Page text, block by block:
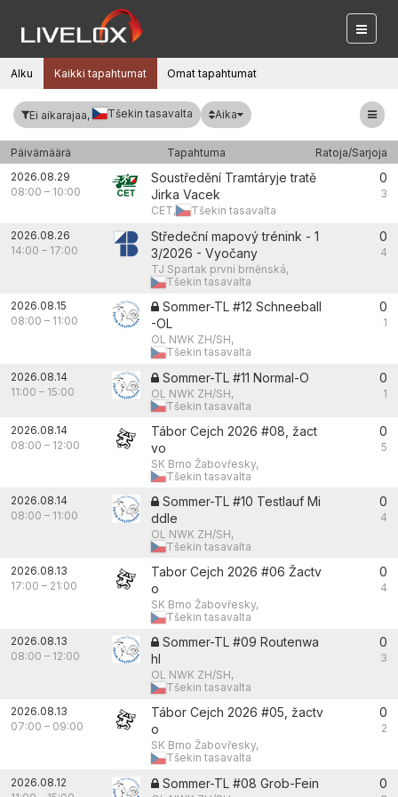
Alku Kaikki tapahtumat Omat tapahtumat
Ei aikarajaa, Tšekin tasavalta Aika
Päivämäärä Tapahtuma
Ratoja/Sarjoja
2026.08.29
08:00 – 10:00
Soustředění Tramtáryje tratě
Jirka Vacek
CET, Tšekin tasavalta
0
3
2026.08.26
14:00 – 17:00
Středeční mapový trénink - 1
3/2026 - Vyočany
TJ Spartak první brněnská,
Tšekin tasavalta
0
4
2026.08.15
08:00 – 11:00
Sommer-TL #12 Schneeball
-OL
OL NWK ZH/SH,
Tšekin tasavalta
0
1
2026.08.14
11:00 – 15:00
Sommer-TL #11 Normal-O
OL NWK ZH/SH,
Tšekin tasavalta
0
1
2026.08.14
08:00 – 12:00
Tábor Cejch 2026 #08, žact
vo
SK Brno Žabovřesky,
Tšekin tasavalta
0
5
2026.08.14
08:00 – 11:00
Sommer-TL #10 Testlauf Mi
ddle
OL NWK ZH/SH,
Tšekin tasavalta
0
4
2026.08.13
17:00 – 21:00
Tabor Cejch 2026 #06 Žactv
o
SK Brno Žabovřesky,
Tšekin tasavalta
0
4
2026.08.13
08:00 – 12:00
Sommer-TL #09 Routenwa
hl
OL NWK ZH/SH,
Tšekin tasavalta
0
3
2026.08.13
07:00 – 09:00
Tábor Cejch 2026 #05, žactv
o
SK Brno Žabovřesky,
Tšekin tasavalta
0
2
2026.08.12
Sommer-TL #08 Grob-Fein 0